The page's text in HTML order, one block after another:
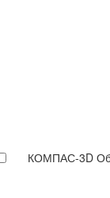
КОМПАС-3D